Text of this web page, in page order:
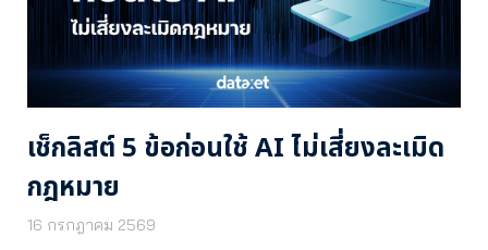
เช็กลิสต์ 5 ข้อก่อนใช้ AI ไม่เสี่ยงละเมิด
กฎหมาย
16 กรกฎาคม 2569